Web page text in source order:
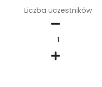
Liczba uczestników